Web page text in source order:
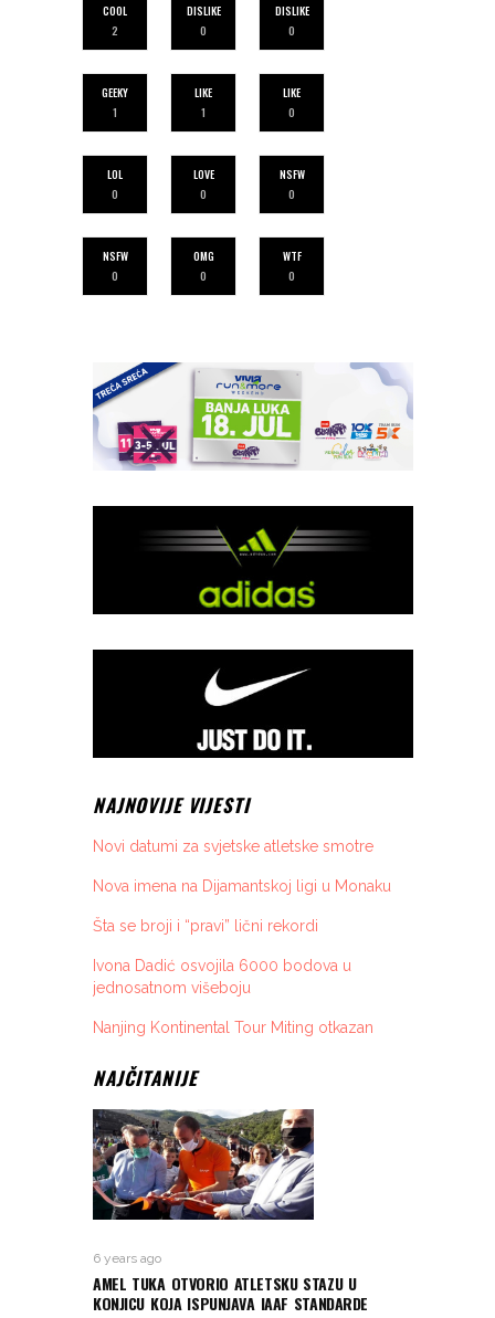
COOL
2
DISLIKE
0
DISLIKE
0
GEEKY
1
LIKE
1
LIKE
0
LOL
0
LOVE
0
NSFW
0
NSFW
0
OMG
0
WTF
0
NAJNOVIJE VIJESTI
Novi datumi za svjetske atletske smotre
Nova imena na Dijamantskoj ligi u Monaku
Šta se broji i “pravi” lični rekordi
Ivona Dadić osvojila 6000 bodova u
jednosatnom višeboju
Nanjing Kontinental Tour Miting otkazan
NAJČITANIJE
6 years ago
AMEL TUKA OTVORIO ATLETSKU STAZU U
KONJICU KOJA ISPUNJAVA IAAF STANDARDE